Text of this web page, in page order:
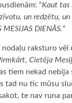
“Kaut tas
un redzētu,
DIENĀS.“
nodaļu raksturo vēl
Cietēja
tiem nekad
tad nu tic mūsu
te nav runa